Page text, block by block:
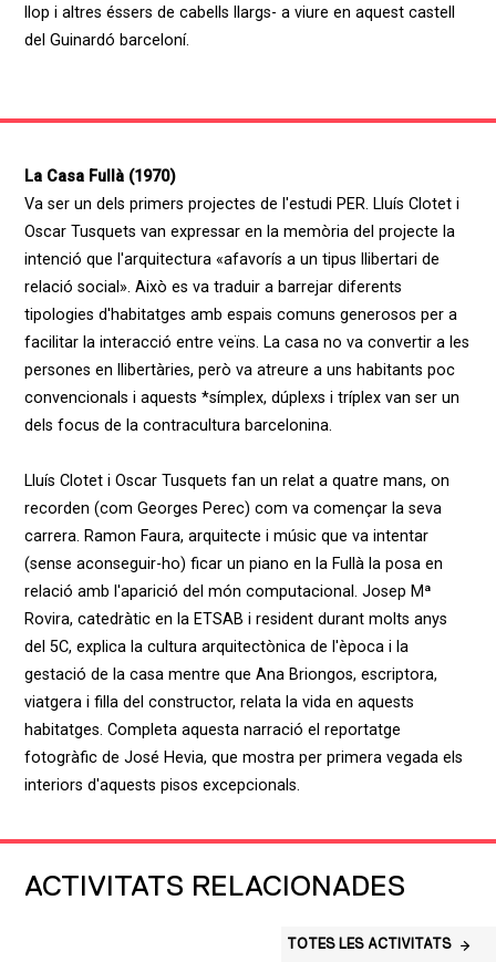
llop i altres éssers de cabells llargs- a viure en aquest castell
del Guinardó barceloní.
La Casa Fullà (1970)
Va ser un dels primers projectes de l'estudi PER. Lluís Clotet i
Oscar Tusquets van expressar en la memòria del projecte la
intenció que l'arquitectura «afavorís a un tipus llibertari de
relació social». Això es va traduir a barrejar diferents
tipologies d'habitatges amb espais comuns generosos per a
facilitar la interacció entre veïns. La casa no va convertir a les
persones en llibertàries, però va atreure a uns habitants poc
convencionals i aquests *símplex, dúplexs i tríplex van ser un
dels focus de la contracultura barcelonina.
Lluís Clotet i Oscar Tusquets fan un relat a quatre mans, on
recorden (com Georges Perec) com va començar la seva
carrera. Ramon Faura, arquitecte i músic que va intentar
(sense aconseguir-ho) ficar un piano en la Fullà la posa en
relació amb l'aparició del món computacional. Josep Mª
Rovira, catedràtic en la ETSAB i resident durant molts anys
del 5C, explica la cultura arquitectònica de l'època i la
gestació de la casa mentre que Ana Briongos, escriptora,
viatgera i filla del constructor, relata la vida en aquests
habitatges. Completa aquesta narració el reportatge
fotogràfic de José Hevia, que mostra per primera vegada els
interiors d'aquests pisos excepcionals.
ACTIVITATS RELACIONADES
TOTES LES ACTIVITATS